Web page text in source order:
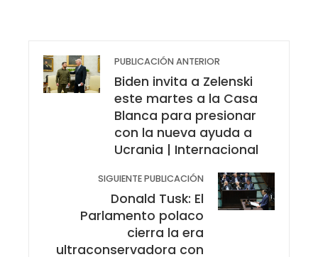
PUBLICACIÓN ANTERIOR
Biden invita a Zelenski
este martes a la Casa
Blanca para presionar
con la nueva ayuda a
Ucrania | Internacional
SIGUIENTE PUBLICACIÓN
Donald Tusk: El
Parlamento polaco
cierra la era
ultraconservadora con